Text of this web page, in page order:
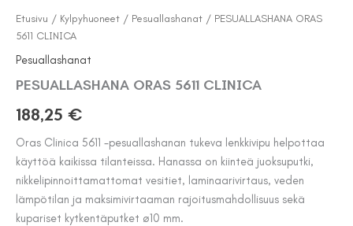
Etusivu / Kylpyhuoneet / Pesuallashanat / PESUALLASHANA ORAS
5611 CLINICA
Pesuallashanat
PESUALLASHANA ORAS 5611 CLINICA
188,25 €
Oras Clinica 5611 -pesuallashanan tukeva lenkkivipu helpottaa
käyttöä kaikissa tilanteissa. Hanassa on kiinteä juoksuputki,
nikkelipinnoittamattomat vesitiet, laminaarivirtaus, veden
lämpötilan ja maksimivirtaaman rajoitusmahdollisuus sekä
kupariset kytkentäputket ø10 mm.